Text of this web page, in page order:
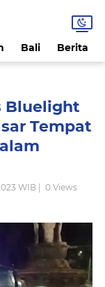
Bali Berita
Bluelight
Tempat
WIB | 0 Views